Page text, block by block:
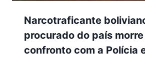
Narcotraficante
procurado do país morre
confronto com a Polícia